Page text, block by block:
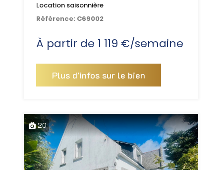
Location saisonnière
Référence: C69002
À partir de 1 119 €/semaine
Plus d'infos sur le bien
20